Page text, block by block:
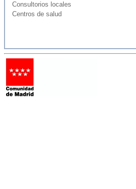
Consultorios locales
Centros de salud